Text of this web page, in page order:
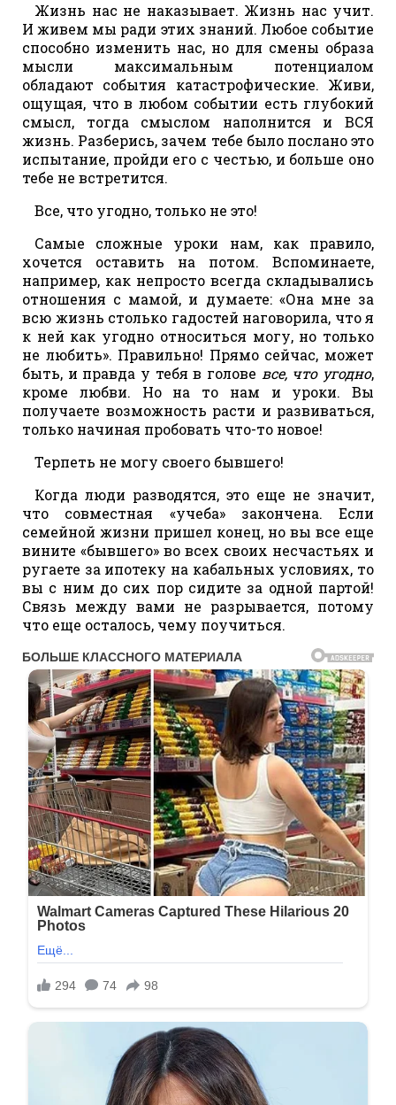
Жизнь нас не наказывает. Жизнь нас учит.
И живем мы ради этих знаний. Любое событие
способно изменить нас, но для смены образа
мысли максимальным потенциалом
обладают события катастрофические. Живи,
ощущая, что в любом событии есть глубокий
смысл, тогда смыслом наполнится и ВСЯ
жизнь. Разберись, зачем тебе было послано это
испытание, пройди его с честью, и больше оно
тебе не встретится.
Все, что угодно, только не это!
Самые сложные уроки нам, как правило,
хочется оставить на потом. Вспоминаете,
например, как непросто всегда складывались
отношения с мамой, и думаете: «Она мне за
всю жизнь столько гадостей наговорила, что я
к ней как угодно относиться могу, но только
не любить». Правильно! Прямо сейчас, может
быть, и правда у тебя в голове все, что угодно,
кроме любви. Но на то нам и уроки. Вы
получаете возможность расти и развиваться,
только начиная пробовать что-то новое!
Терпеть не могу своего бывшего!
Когда люди разводятся, это еще не значит,
что совместная «учеба» закончена. Если
семейной жизни пришел конец, но вы все еще
вините «бывшего» во всех своих несчастьях и
ругаете за ипотеку на кабальных условиях, то
вы с ним до сих пор сидите за одной партой!
Связь между вами не разрывается, потому
что еще осталось, чему поучиться.